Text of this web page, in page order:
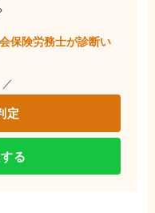
保険労務士が診断い
定
る